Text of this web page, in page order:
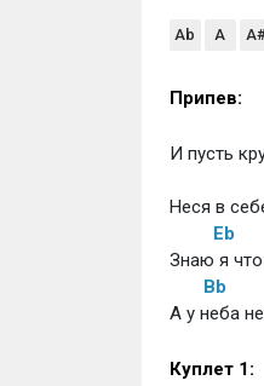
Ab A
Припев:
И пусть
Неся в
Eb
Знаю я
Bb
А у неба
Куплет 1: